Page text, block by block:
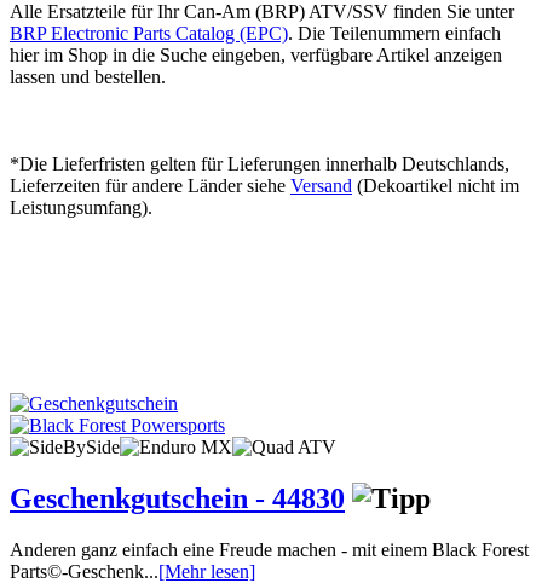
Alle Ersatzteile für Ihr Can-Am (BRP) ATV/SSV finden Sie unter
BRP Electronic Parts Catalog (EPC). Die Teilenummern einfach
hier im Shop in die Suche eingeben, verfügbare Artikel anzeigen
lassen und bestellen.
*Die Lieferfristen gelten für Lieferungen innerhalb Deutschlands,
Lieferzeiten für andere Länder siehe Versand (Dekoartikel nicht im
Leistungsumfang).
Geschenkgutschein - 44830
Anderen ganz einfach eine Freude machen - mit einem Black Forest
Parts©-Geschenk...[Mehr lesen]